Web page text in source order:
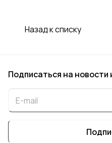
Назад к списку
Подписаться на новости